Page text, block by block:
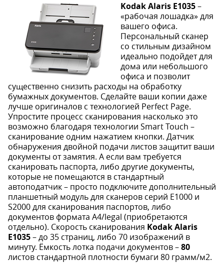
Kodak Alaris E1035–
«рабочая лошадка» для
вашего офиса.
Персональный сканер
со стильным дизайном
идеально подойдет для
дома или небольшого
офиса и позволит
существенно снизить расходы на обработку
бумажных документов. Сделайте ваши копии даже
лучше оригиналов с технологией Perfect Page.
Упростите процесс сканирования насколько это
возможно благодаря технологии Smart Touch –
сканирование одним нажатием кнопки. Датчик
обнаружения двойной подачи листов защитит ваши
документы от замятия. А если вам требуется
сканировать паспорта, либо другие документы,
которые не помещаются в стандартный
автоподатчик – просто подключите дополнительный
планшетный модуль для сканеров серий E1000 и
S2000 для сканирования паспортов, либо
документов формата А4/legal (приобретаются
отдельно). Скорость сканирования Kodak Alaris
E1035– до 35 страниц, либо 70 изображений в
минуту. Ёмкость лотка подачи документов –80
листов стандартной плотности бумаги 80 грамм/м2.